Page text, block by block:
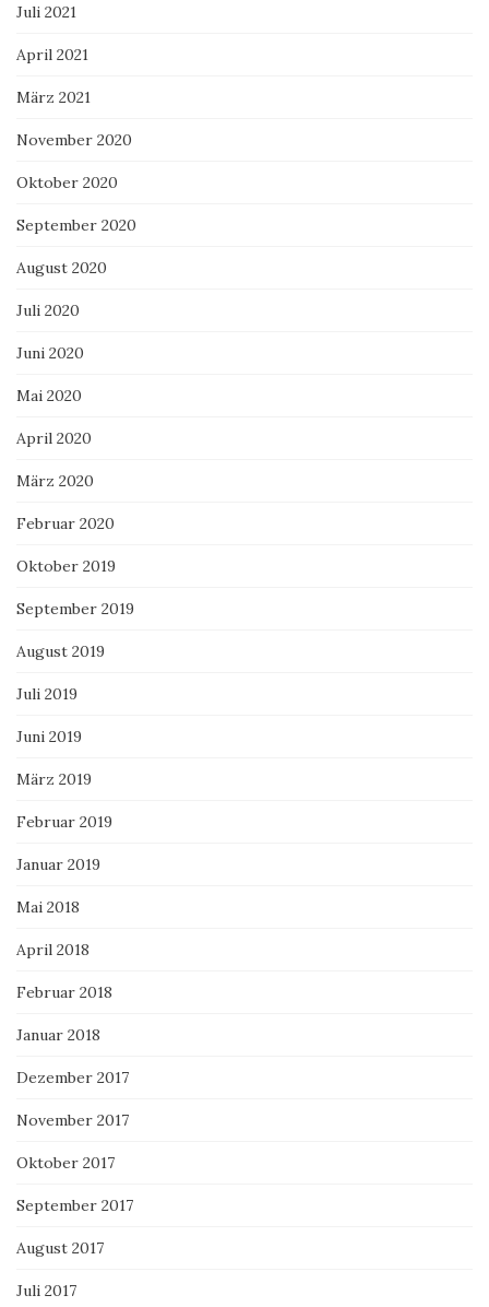
Juli 2021
April 2021
März 2021
November 2020
Oktober 2020
September 2020
August 2020
Juli 2020
Juni 2020
Mai 2020
April 2020
März 2020
Februar 2020
Oktober 2019
September 2019
August 2019
Juli 2019
Juni 2019
März 2019
Februar 2019
Januar 2019
Mai 2018
April 2018
Februar 2018
Januar 2018
Dezember 2017
November 2017
Oktober 2017
September 2017
August 2017
Juli 2017